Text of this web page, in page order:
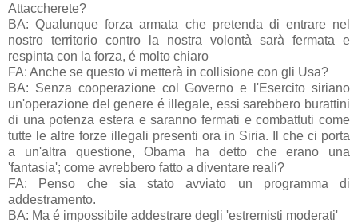
Attaccherete?
BA: Qualunque forza armata che pretenda di entrare nel
nostro territorio contro la nostra volontà sarà fermata e
respinta con la forza, é molto chiaro
FA: Anche se questo vi metterà in collisione con gli Usa?
BA: Senza cooperazione col Governo e l'Esercito siriano
un'operazione del genere é illegale, essi sarebbero burattini
di una potenza estera e saranno fermati e combattuti come
tutte le altre forze illegali presenti ora in Siria. Il che ci porta
a un'altra questione, Obama ha detto che erano una
'fantasia'; come avrebbero fatto a diventare reali?
FA: Penso che sia stato avviato un programma di
addestramento.
BA: Ma é impossibile addestrare degli 'estremisti moderati'